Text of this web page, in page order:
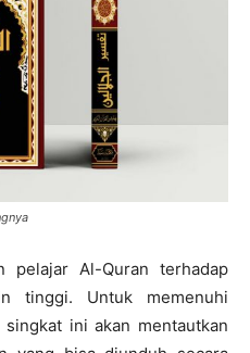
pelajar Al-Quran terhadap
tinggi. Untuk memenuhi
ini akan mentautkan